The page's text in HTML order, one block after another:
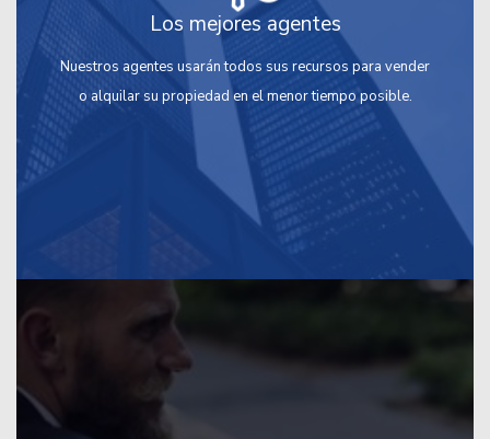
Los mejores agentes
Nuestros agentes usarán todos sus recursos para vender
o alquilar su propiedad en el menor tiempo posible.